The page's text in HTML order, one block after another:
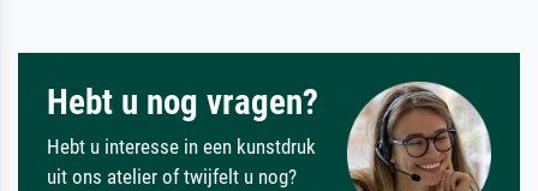
Hebt u nog vragen?
Hebt u interesse in een kunstdruk
uit ons atelier of twijfelt u nog?